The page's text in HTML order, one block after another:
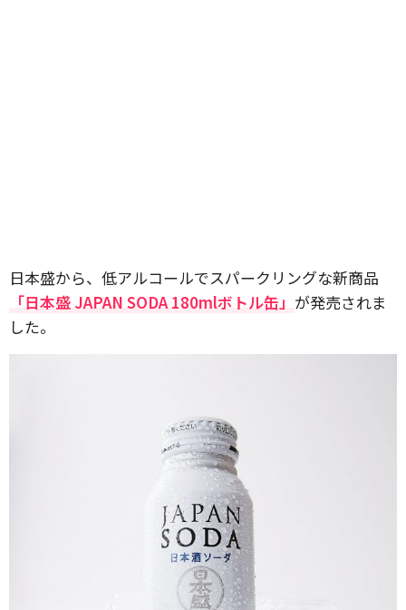
日本盛から、低アルコールでスパークリングな新商品
「日本盛 JAPAN SODA 180mlボトル缶」 が発売されま
した。